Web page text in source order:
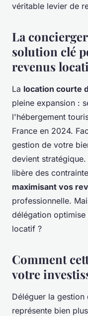
véritable levier de
La
solution clé
revenus
La location courte
pleine expansion :
l'hébergement
France en 2024.
gestion de votre
devient
libère des
maximisant vos
professionnelle.
délégation
locatif ?
Comment
votre
Déléguer la
représente bien